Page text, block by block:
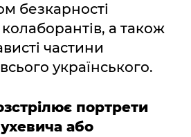
безкарності
колаборантів, а також
частини
українського.
портрети
або